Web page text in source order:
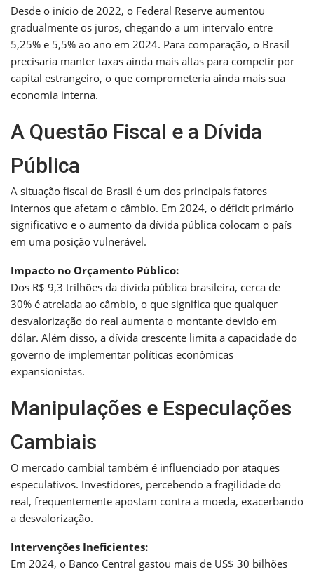
Desde o início de 2022, o Federal Reserve aumentou
gradualmente os juros, chegando a um intervalo entre
5,25% e 5,5% ao ano em 2024. Para comparação, o Brasil
precisaria manter taxas ainda mais altas para competir por
capital estrangeiro, o que comprometeria ainda mais sua
economia interna.
A Questão Fiscal e a Dívida
Pública
A situação fiscal do Brasil é um dos principais fatores
internos que afetam o câmbio. Em 2024, o déficit primário
significativo e o aumento da dívida pública colocam o país
em uma posição vulnerável.
Impacto no Orçamento Público:
Dos R$ 9,3 trilhões da dívida pública brasileira, cerca de
30% é atrelada ao câmbio, o que significa que qualquer
desvalorização do real aumenta o montante devido em
dólar. Além disso, a dívida crescente limita a capacidade do
governo de implementar políticas econômicas
expansionistas.
Manipulações e Especulações
Cambiais
O mercado cambial também é influenciado por ataques
especulativos. Investidores, percebendo a fragilidade do
real, frequentemente apostam contra a moeda, exacerbando
a desvalorização.
Intervenções Ineficientes:
Em 2024, o Banco Central gastou mais de US$ 30 bilhões